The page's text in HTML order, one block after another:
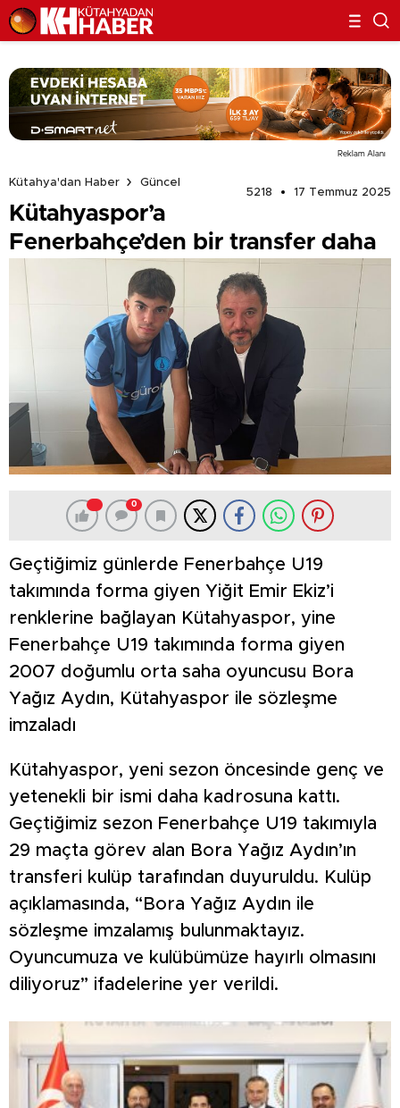
Reklam Alanı
Kütahya'dan Haber
Güncel
5218
17 Temmuz 2025
Kütahyaspor’a
Fenerbahçe’den bir transfer daha
0
Geçtiğimiz günlerde Fenerbahçe U19
takımında forma giyen Yiğit Emir Ekiz’i
renklerine bağlayan Kütahyaspor, yine
Fenerbahçe U19 takımında forma giyen
2007 doğumlu orta saha oyuncusu Bora
Yağız Aydın, Kütahyaspor ile sözleşme
imzaladı
Kütahyaspor, yeni sezon öncesinde genç ve
yetenekli bir ismi daha kadrosuna kattı.
Geçtiğimiz sezon Fenerbahçe U19 takımıyla
29 maçta görev alan Bora Yağız Aydın’ın
transferi kulüp tarafından duyuruldu. Kulüp
açıklamasında, “Bora Yağız Aydın ile
sözleşme imzalamış bulunmaktayız.
Oyuncumuza ve kulübümüze hayırlı olmasını
diliyoruz” ifadelerine yer verildi.